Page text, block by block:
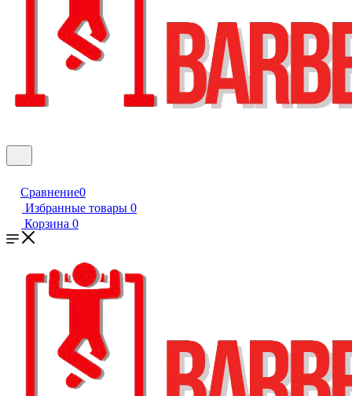
Сравнение0
Избранные товары 0
Корзина 0